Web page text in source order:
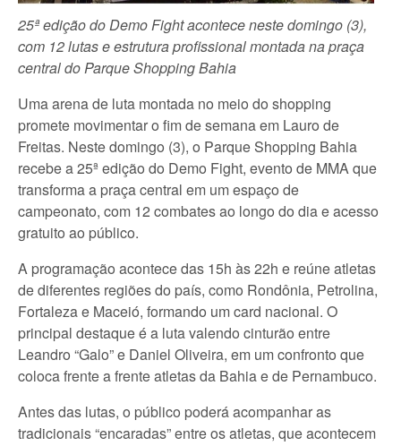
25ª edição do Demo Fight acontece neste domingo (3),
com 12 lutas e estrutura profissional montada na praça
central do Parque Shopping Bahia
Uma arena de luta montada no meio do shopping
promete movimentar o fim de semana em Lauro de
Freitas. Neste domingo (3), o Parque Shopping Bahia
recebe a 25ª edição do Demo Fight, evento de MMA que
transforma a praça central em um espaço de
campeonato, com 12 combates ao longo do dia e acesso
gratuito ao público.
A programação acontece das 15h às 22h e reúne atletas
de diferentes regiões do país, como Rondônia, Petrolina,
Fortaleza e Maceió, formando um card nacional. O
principal destaque é a luta valendo cinturão entre
Leandro “Galo” e Daniel Oliveira, em um confronto que
coloca frente a frente atletas da Bahia e de Pernambuco.
Antes das lutas, o público poderá acompanhar as
tradicionais “encaradas” entre os atletas, que acontecem